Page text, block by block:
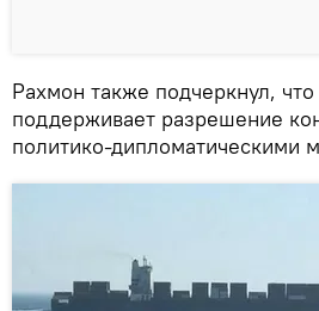
Рахмон также подчеркнул, что
поддерживает разрешение
политико-дипломатическими